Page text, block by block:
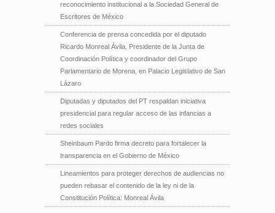
reconocimiento institucional a la Sociedad General de
Escritores de México
Conferencia de prensa concedida por el diputado
Ricardo Monreal Ávila, Presidente de la Junta de
Coordinación Política y coordinador del Grupo
Parlamentario de Morena, en Palacio Legislativo de San
Lázaro
Diputadas y diputados del PT respaldan iniciativa
presidencial para regular acceso de las infancias a
redes sociales
Sheinbaum Pardo firma decreto para fortalecer la
transparencia en el Gobierno de México
Lineamientos para proteger derechos de audiencias no
pueden rebasar el contenido de la ley ni de la
Constitución Política: Monreal Ávila